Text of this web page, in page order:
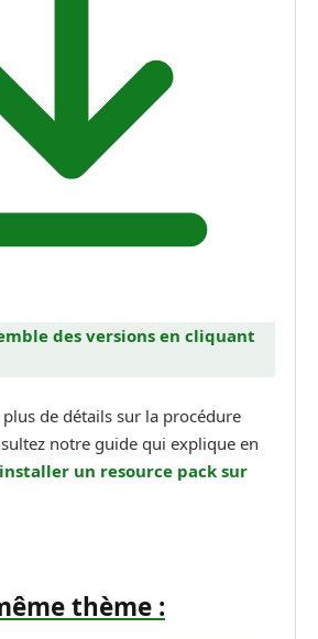
des versions en cliquant
de détails sur la procédure
notre guide qui explique en
un resource pack sur
thème :